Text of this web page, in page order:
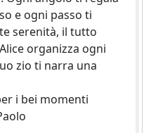
e ogni passo ti
serenità, il tutto
organizza ogni
zio ti narra una
i bei momenti